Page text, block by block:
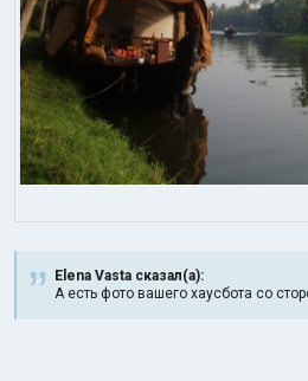
Elena Vasta сказал(а):
А есть фото вашего хаусбота со